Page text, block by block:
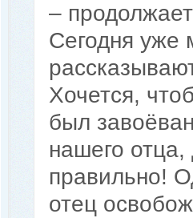
–
Сегодня уже
Хочется,
был
нашего
правильно!
отец